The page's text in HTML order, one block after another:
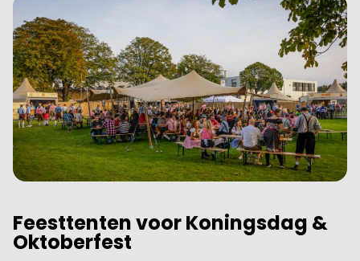
Feesttenten voor Koningsdag &
Oktoberfest